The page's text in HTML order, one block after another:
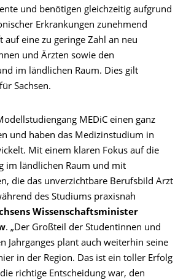
und benötigen gleichzeitig aufgrund
Erkrankungen zunehmend
eine zu geringe Zahl an neu
und Ärzten sowie den
im ländlichen Raum. Dies gilt
Sachsen.
MEDiC einen ganz
und haben das Medizinstudium in
Mit einem klaren Fokus auf die
im ländlichen Raum und mit
die das unverzichtbare Berufsbild Arzt
des Studiums praxisnah
Wissenschaftsminister
. „Der Großteil der Studentinnen und
Jahrganges plant auch weiterhin seine
in der Region. Das ist ein toller Erfolg
richtige Entscheidung war, den